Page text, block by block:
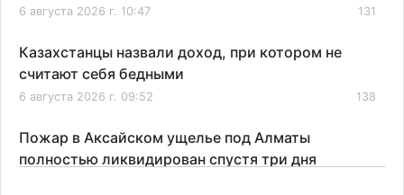
6 августа 2026 г. 10:47 131
Казахстанцы назвали доход, при котором не
считают себя бедными
6 августа 2026 г. 09:52 138
Пожар в Аксайском ущелье под Алматы
полностью ликвидирован спустя три дня